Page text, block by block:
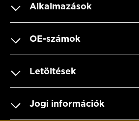
Alkalmazások
OE-számok
Letöltések
Jogi információk